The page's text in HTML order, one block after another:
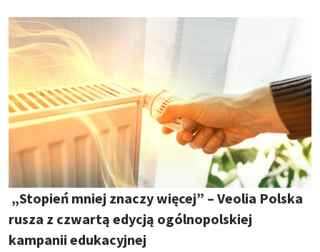
„Stopień mniej znaczy więcej” – Veolia Polska
rusza z czwartą edycją ogólnopolskiej
kampanii edukacyjnej